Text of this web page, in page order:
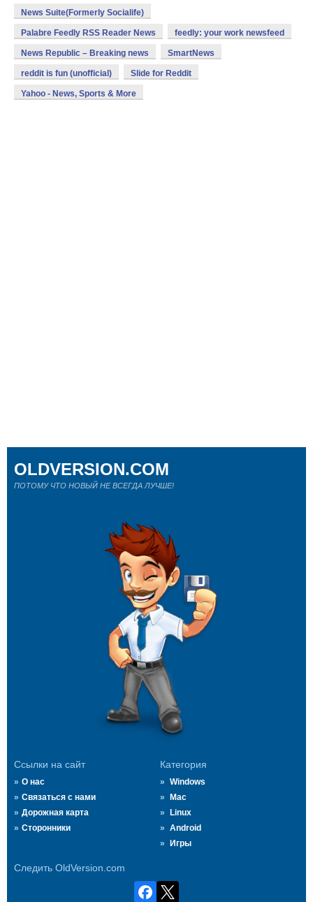
News Suite(Formerly Socialife)
Palabre Feedly RSS Reader News feedly: your work newsfeed
News Republic – Breaking news SmartNews
reddit is fun (unofficial) Slide for Reddit
Yahoo - News, Sports & More
Ссылки на сайт
О нас
Связаться с нами
Дорожная карта
Сторонники
Категория
Windows
Mac
Linux
Android
Игры
Следить OldVersion.com
OLDVERSION.COM
ПОТОМУ ЧТО НОВЫЙ НЕ ВСЕГДА ЛУЧШЕ!